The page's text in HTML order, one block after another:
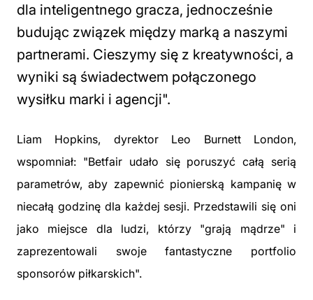
dla inteligentnego gracza, jednocześnie
budując związek między marką a naszymi
partnerami. Cieszymy się z kreatywności, a
wyniki są świadectwem połączonego
wysiłku marki i agencji".
Liam Hopkins, dyrektor Leo Burnett London,
wspomniał: "Betfair udało się poruszyć całą serią
parametrów, aby zapewnić pionierską kampanię w
niecałą godzinę dla każdej sesji. Przedstawili się oni
jako miejsce dla ludzi, którzy "grają mądrze" i
zaprezentowali swoje fantastyczne portfolio
sponsorów piłkarskich".